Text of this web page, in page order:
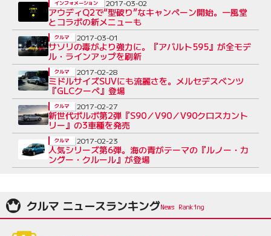
アウディQ2で“型破り”なキャンペーン開始。一風堂
とコラボの新メニューも
インフォメーション 2017-03-02
サソリの毒がより強力に。『アバルト595』が全モデ
ル・ラインアップを刷新
クルマ 2017-03-01
ミドルサイズSUVにも流麗さを。メルセデスベンツ
『GLCクーペ』登場
クルマ 2017-02-28
新世代ボルボ第2弾『S90／V90／V90クロスカント
リー』の3車種を発売
クルマ 2017-02-27
人気シリーズ第6弾。海の青がテーマの『ルノー・カ
ングー・クルール』が登場
クルマ 2017-02-23
クルマ ニュースランキング